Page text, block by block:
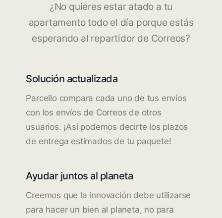
¿No quieres estar atado a tu
apartamento todo el día porque estás
esperando al repartidor de Correos?
Solución actualizada
Parcello compara cada uno de tus envíos
con los envíos de Correos de otros
usuarios. ¡Así podemos decirte los plazos
de entrega estimados de tu paquete!
Ayudar juntos al planeta
Creemos que la innovación debe utilizarse
para hacer un bien al planeta, no para